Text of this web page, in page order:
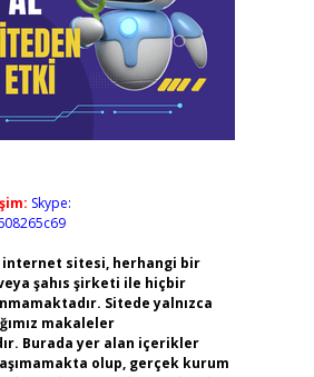
Skype:
internet sitesi, herhangi bir
şahıs şirketi ile hiçbir
Sitede yalnızca
makaleler
Burada yer alan içerikler
olup, gerçek kurum